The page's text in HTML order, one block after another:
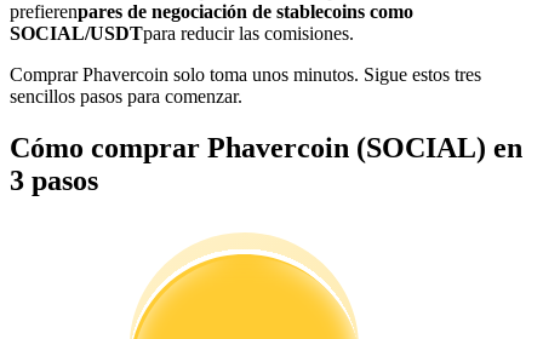
Información
Análisis de big data que incluye información comercial, etc.
prefierenpares de negociación de stablecoins como
SOCIAL/USDTpara reducir las comisiones.
Comprar Phavercoin solo toma unos minutos. Sigue estos tres
sencillos pasos para comenzar.
Cómo comprar Phavercoin (SOCIAL) en
3 pasos